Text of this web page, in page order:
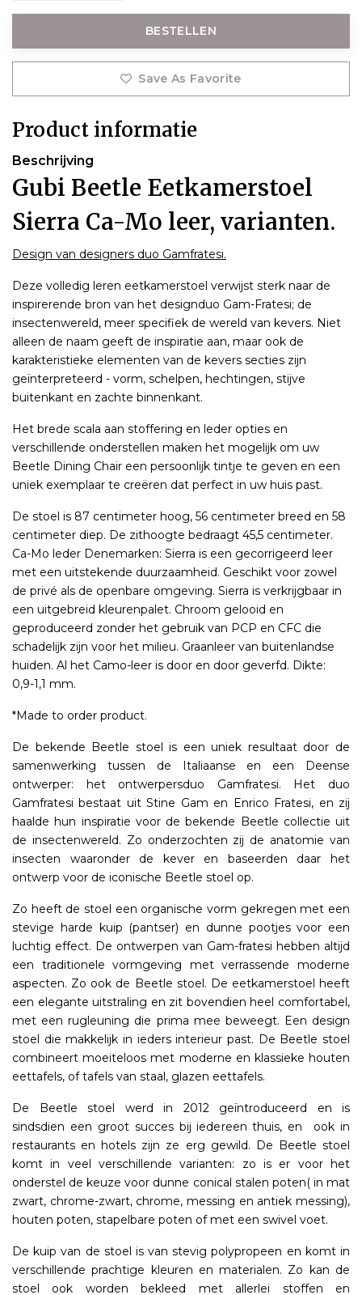
BESTELLEN
Save As Favorite
Product informatie
Beschrijving
Gubi Beetle Eetkamerstoel
Sierra Ca-Mo leer, varianten.
Design van designers duo Gamfratesi.
Deze volledig leren eetkamerstoel verwijst sterk naar de
inspirerende bron van het designduo Gam-Fratesi; de
insectenwereld, meer specifiek de wereld van kevers. Niet
alleen de naam geeft de inspiratie aan, maar ook de
karakteristieke elementen van de kevers secties zijn
geïnterpreteerd - vorm, schelpen, hechtingen, stijve
buitenkant en zachte binnenkant.
Het brede scala aan stoffering en leder opties en
verschillende onderstellen maken het mogelijk om uw
Beetle Dining Chair een persoonlijk tintje te geven en een
uniek exemplaar te creëren dat perfect in uw huis past.
De stoel is 87 centimeter hoog, 56 centimeter breed en 58
centimeter diep. De zithoogte bedraagt 45,5 centimeter.
Ca-Mo leder Denemarken: Sierra is een gecorrigeerd leer
met een uitstekende duurzaamheid. Geschikt voor zowel
de privé als de openbare omgeving. Sierra is verkrijgbaar in
een uitgebreid kleurenpalet. Chroom gelooid en
geproduceerd zonder het gebruik van PCP en CFC die
schadelijk zijn voor het milieu. Graanleer van buitenlandse
huiden. Al het Camo-leer is door en door geverfd. Dikte:
0,9-1,1 mm.
*Made to order product.
De bekende Beetle stoel is een uniek resultaat door de
samenwerking tussen de Italiaanse en een Deense
ontwerper: het ontwerpersduo Gamfratesi. Het duo
Gamfratesi bestaat uit Stine Gam en Enrico Fratesi, en zij
haalde hun inspiratie voor de bekende Beetle collectie uit
de insectenwereld. Zo onderzochten zij de anatomie van
insecten waaronder de kever en baseerden daar het
ontwerp voor de iconische Beetle stoel op.
Zo heeft de stoel een organische vorm gekregen met een
stevige harde kuip (pantser) en dunne pootjes voor een
luchtig effect. De ontwerpen van Gam-fratesi hebben altijd
een traditionele vormgeving met verrassende moderne
aspecten. Zo ook de Beetle stoel. De eetkamerstoel heeft
een elegante uitstraling en zit bovendien heel comfortabel,
met een rugleuning die prima mee beweegt. Een design
stoel die makkelijk in ieders interieur past. De Beetle stoel
combineert moeiteloos met moderne en klassieke houten
eettafels, of tafels van staal, glazen eettafels.
De Beetle stoel werd in 2012 geïntroduceerd en is
sindsdien een groot succes bij iedereen thuis, en
ook in
restaurants en hotels zijn ze erg gewild. De Beetle stoel
komt in veel verschillende varianten: zo is er voor het
onderstel de keuze voor dunne conical stalen poten( in mat
zwart, chrome-zwart, chrome, messing en antiek messing),
houten poten, stapelbare poten of met een swivel voet.
De kuip van de stoel is van stevig polypropeen en komt in
verschillende prachtige kleuren en materialen. Zo kan de
stoel ook worden bekleed met allerlei stoffen en